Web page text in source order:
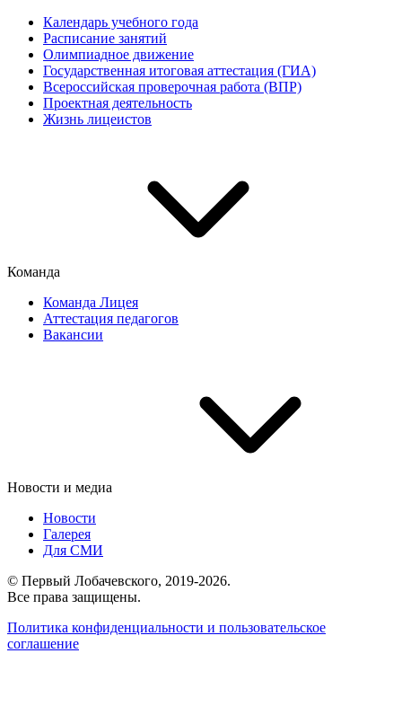
Календарь учебного года
Расписание занятий
Олимпиадное движение
Государственная итоговая аттестация (ГИА)
Всероссийская проверочная работа (ВПР)
Проектная деятельность
Жизнь лицеистов
Команда
Команда Лицея
Аттестация педагогов
Вакансии
Новости и медиа
Новости
Галерея
Для СМИ
© Первый Лобачевского, 2019-2026.
Все права защищены.
Политика конфиденциальности и пользовательское
соглашение